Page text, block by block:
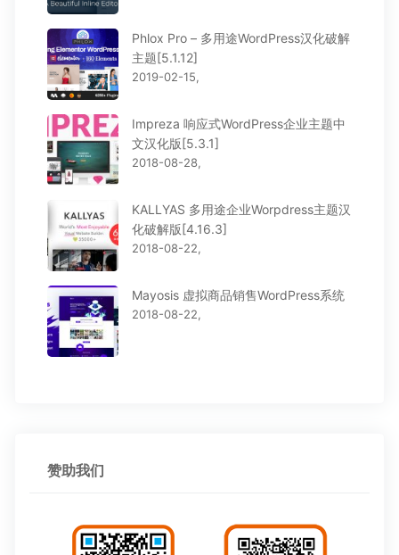
Phlox Pro – 多用途WordPress汉化破解
主题[5.1.12]
2019-02-15,
Impreza 响应式WordPress企业主题中
文汉化版[5.3.1]
2018-08-28,
KALLYAS 多用途企业Worpdress主题汉
化破解版[4.16.3]
2018-08-22,
Mayosis 虚拟商品销售WordPress系统
2018-08-22,
赞助我们